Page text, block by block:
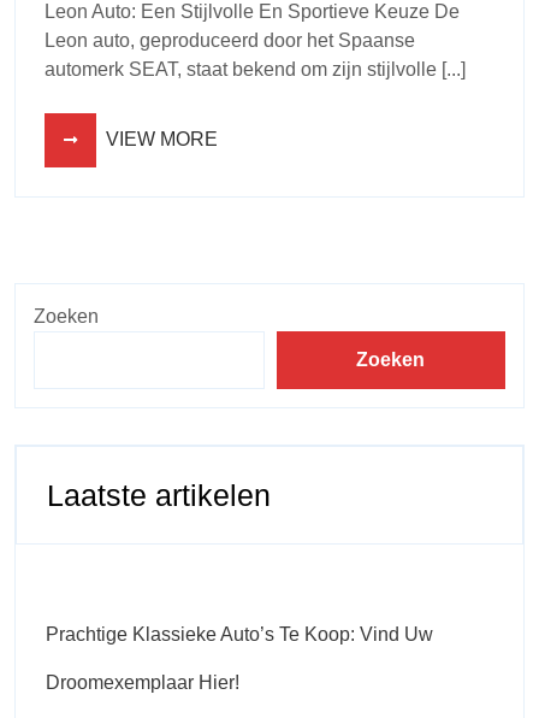
Leon Auto: Een Stijlvolle En Sportieve Keuze De
Leon auto, geproduceerd door het Spaanse
automerk SEAT, staat bekend om zijn stijlvolle [...]
VIEW MORE
Zoeken
Zoeken
Laatste artikelen
Prachtige Klassieke Auto’s Te Koop: Vind Uw
Droomexemplaar Hier!